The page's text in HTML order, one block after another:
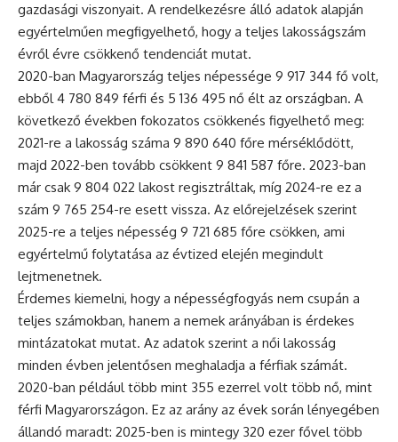
gazdasági viszonyait. A rendelkezésre álló adatok alapján
egyértelműen megfigyelhető, hogy a teljes lakosságszám
évről évre csökkenő tendenciát mutat.
2020-ban Magyarország teljes népessége 9 917 344 fő volt,
ebből 4 780 849 férfi és 5 136 495 nő élt az országban. A
következő években fokozatos csökkenés figyelhető meg:
2021-re a lakosság száma 9 890 640 főre mérséklődött,
majd 2022-ben tovább csökkent 9 841 587 főre. 2023-ban
már csak 9 804 022 lakost regisztráltak, míg 2024-re ez a
szám 9 765 254-re esett vissza. Az előrejelzések szerint
2025-re a teljes népesség 9 721 685 főre csökken, ami
egyértelmű folytatása az évtized elején megindult
lejtmenetnek.
Érdemes kiemelni, hogy a népességfogyás nem csupán a
teljes számokban, hanem a nemek arányában is érdekes
mintázatokat mutat. Az adatok szerint a női lakosság
minden évben jelentősen meghaladja a férfiak számát.
2020-ban például több mint 355 ezerrel volt több nő, mint
férfi Magyarországon. Ez az arány az évek során lényegében
állandó maradt: 2025-ben is mintegy 320 ezer fővel több